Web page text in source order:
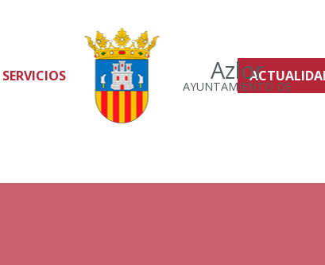
Azlor
AYUNTAMIENTO DE
SERVICIOS